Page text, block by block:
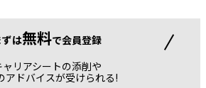
ずは無料で会員登録
ャリアシートの添削や
アドバイスが受けられる!